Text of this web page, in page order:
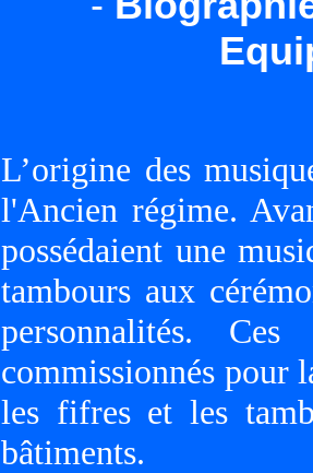
L’origine des
l'Ancien régime.
possédaient une
tambours aux
personnalités.
commissionnés pour
les fifres et les
bâtiments.